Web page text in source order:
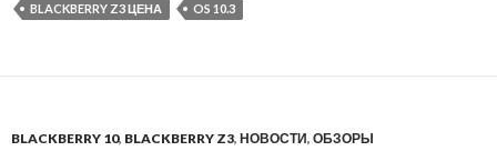
BLACKBERRY Z3 ЦЕНА
OS 10.3
BLACKBERRY 10, BLACKBERRY Z3, НОВОСТИ, ОБЗОРЫ